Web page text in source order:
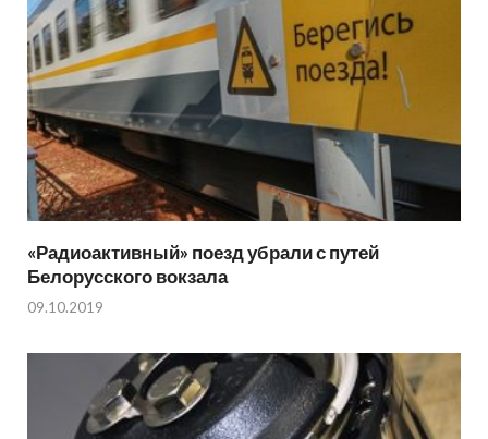
«Радиоактивный» поезд убрали с путей
Белорусского вокзала
09.10.2019